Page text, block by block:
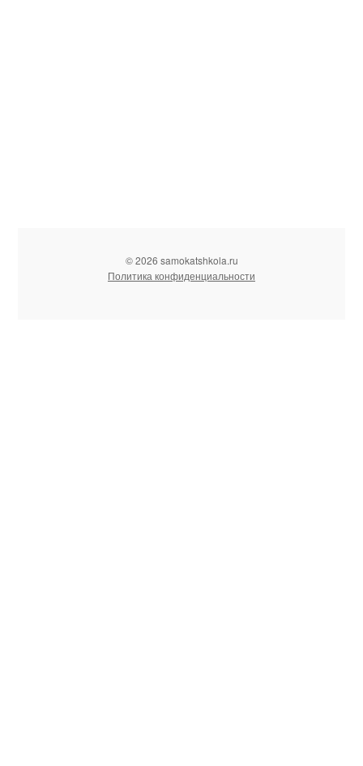
© 2026 samokatshkola.ru
Политика конфиденциальности